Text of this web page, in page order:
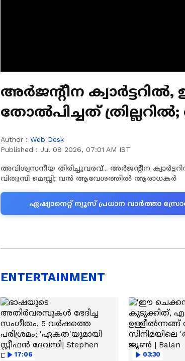
അർജന്റീന
തോൽപിച്ചത് ത്രില്ലറിൽ;
Author : Web Desk
Published : Jul 08 2026, 07:01 AM IST
അവിശ്വസനീയ തിരിച്ചുവരവ്... അർജന്റീന
വിതുമ്പി മെസ്സി; വൻ ആവേശത്തിൽ ആരാധകർ
ഏഷ്യാനെറ്റ് ന്യൂസ് പ്രധാന വാർത്താ
ENTERTAINMENT
17:06 03:30